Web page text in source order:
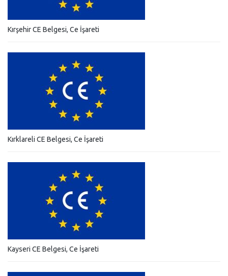
Kırşehir CE Belgesi, Ce İşareti
Kırklareli CE Belgesi, Ce İşareti
Kayseri CE Belgesi, Ce İşareti